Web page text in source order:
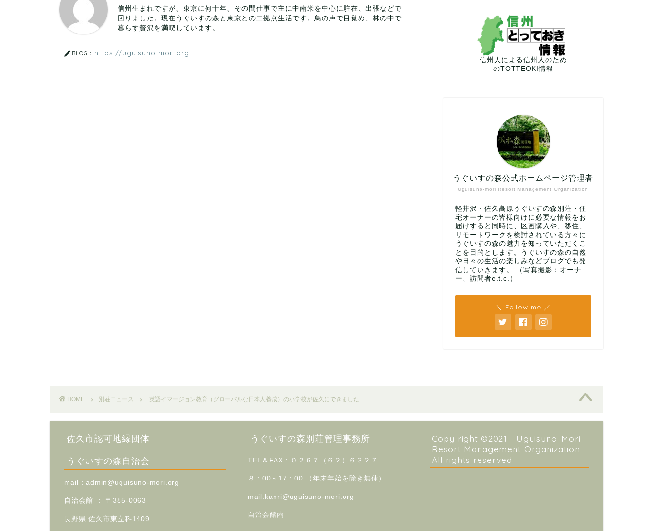
信州生まれですが、東京に何十年、その間仕事で主に中南米を中心に駐在、出張などで
回りました。現在うぐいすの森と東京との二拠点生活です。鳥の声で目覚め、林の中で
暮らす贅沢を満喫しています。
BLOG： https://uguisuno-mori.org
信州人による信州人のため
のTOTTEOKI情報
Uguisuno-mori Resort Management Organization
うぐいすの森公式ホームページ管理者
軽井沢・佐久高原うぐいすの森別荘・住
宅オーナーの皆様向けに必要な情報をお
届けすると同時に、区画購入や、移住、
リモートワークを検討されている方々に
うぐいすの森の魅力を知っていただくこ
とを目的とします。うぐいすの森の自然
や日々の生活の楽しみなどブログでも発
信していきます。 （写真撮影：オーナ
ー、訪問者e.t.c.）
＼ Follow me ／
HOME 別荘ニュース 英語イマージョン教育（グローバルな日本人養成）の小学校が佐久にできました
佐久市認可地縁団体
うぐいすの森自治会
mail：admin @uguisuno-mori.org
自治会館 ： 〒385-0063
長野県 佐久市東立科1409
うぐいすの森別荘管理事務所
TEL＆FAX：０２６７（６２）６３２７
８：00～17：00 （ 年末年始を除き無休）
mail:kanri@uguisuno-mori.org
自治会館内
Copy right ©2021 Uguisuno-Mori
Resort Management Organization
All rights reserved